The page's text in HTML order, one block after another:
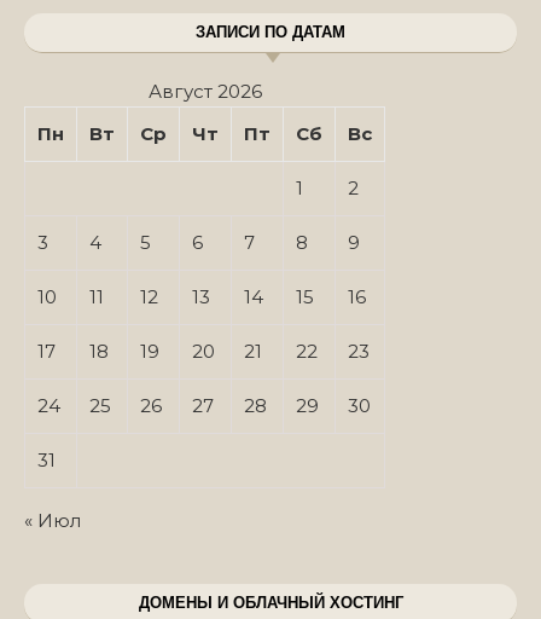
ЗАПИСИ ПО ДАТАМ
Август 2026
Пн
Вт Ср Чт Пт Сб Вс
1 2
3 4 5 6 7 8 9
10 11 12 13 14 15 16
17 18 19 20 21 22 23
24 25 26 27 28 29 30
31
« Июл
ДОМЕНЫ И ОБЛАЧНЫЙ ХОСТИНГ